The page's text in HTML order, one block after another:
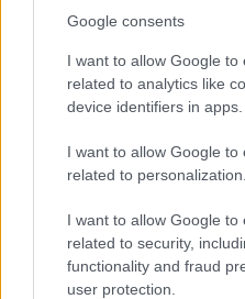
Google consents
I want to allow Google to
related to analytics like
device identifiers in apps.
I want to allow Google to
related to personalization.
I want to allow Google to
related to security,
functionality and fraud
user protection.